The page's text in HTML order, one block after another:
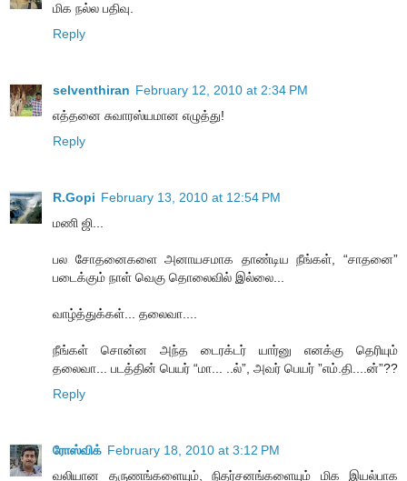
மிக நல்ல பதிவு.
Reply
selventhiran February 12, 2010 at 2:34 PM
எத்தனை சுவாரஸ்யமான எழுத்து!
Reply
R.Gopi February 13, 2010 at 12:54 PM
மணி ஜி...
பல சோதனைகளை அனாயசமாக தாண்டிய நீங்கள், “சாதனை”
படைக்கும் நாள் வெகு தொலைவில் இல்லை...
வாழ்த்துக்கள்... தலைவா....
நீங்கள் சொன்ன அந்த டைரக்டர் யார்னு எனக்கு தெரியும்
தலைவா... படத்தின் பெயர் “மா... ..ல்”, அவர் பெயர் ”எம்.தி....ன்”??
Reply
ரோஸ்விக் February 18, 2010 at 3:12 PM
வலியான தருணங்களையும், நிதர்சனங்களையும் மிக இயல்பாக